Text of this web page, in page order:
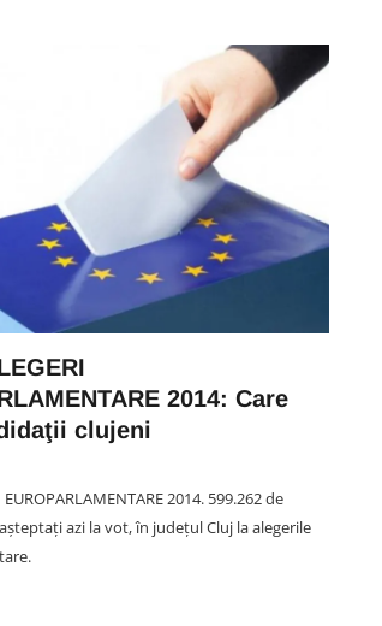
2014: Care
clujeni
EUROPARLAMENTARE 2014. 599.262 de
azi la vot, în județul Cluj la alegerile